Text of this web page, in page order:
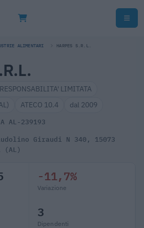
ALIMENTARI HARPES S.R.L.
LIMITATA
ATECO 10.4 dal 2009
AL-239193
Giraudi N 340, 15073
(AL)
-11,7%
Variazione
3
Dipendenti